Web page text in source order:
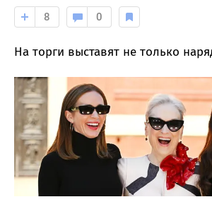
8 0
На торги выставят не только